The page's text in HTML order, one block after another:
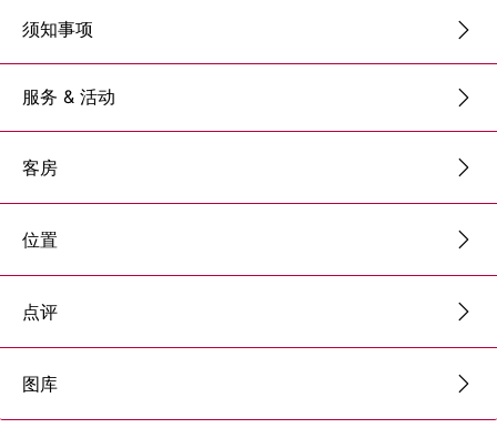
须知事项
服务 & 活动
客房
位置
点评
图库